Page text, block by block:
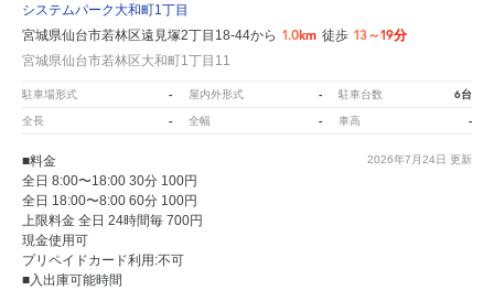
システムパーク大和町1丁目
宮城県仙台市若林区遠見塚2丁目18-44から 1.0km 徒歩 13～19分
宮城県仙台市若林区大和町1丁目11
駐車場形式 - 屋内外形式 - 駐車台数 6台
全長 - 全幅 - 車高 -
2026年7月24日 更新
■料金
全日 8:00〜18:00 30分 100円
全日 18:00〜8:00 60分 100円
上限料金 全日 24時間毎 700円
現金使用可
プリペイドカード利用:不可
■入出庫可能時間